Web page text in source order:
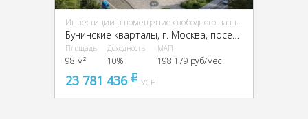
Инвестиции в помещение свободного назначения (ПСН)
Бунинские кварталы, г. Москва, поселение Сосенское
Площадь
98 м²
Доходность
10%
МАП
198 179 руб/мес
23 781 436 pуб
УСН